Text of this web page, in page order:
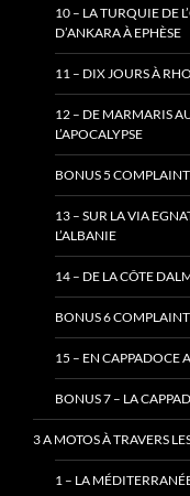
10 – LA TURQUIE DE
D’ANKARA À EPHÈSE
11 – DIX JOURS À
12 – DE MARMARIS
L’APOCALYPSE
BONUS 5
13 – SUR LA VIA
L’ALBANIE
14 – DE LA CÔTE
BONUS 6
15 – EN CAPPADOCE
BONUS 7 – LA
3 A MOTOS À TRAVERS
1 – LA MÉDITERRANÉE